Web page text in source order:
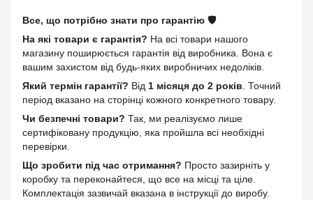
Все, що потрібно знати про гарантію 🛡️
На які товари є гарантія? На всі товари нашого
магазину поширюється гарантія від виробника. Вона є
вашим захистом від будь-яких виробничих недоліків.
Який термін гарантії? Від 1 місяця до 2 років. Точний
період вказано на сторінці кожного конкретного товару.
Чи безпечні товари? Так, ми реалізуємо лише
сертифіковану продукцію, яка пройшла всі необхідні
перевірки.
Що зробити під час отримання? Просто зазирніть у
коробку та переконайтеся, що все на місці та ціле.
Комплектація зазвичай вказана в інструкції до виробу.